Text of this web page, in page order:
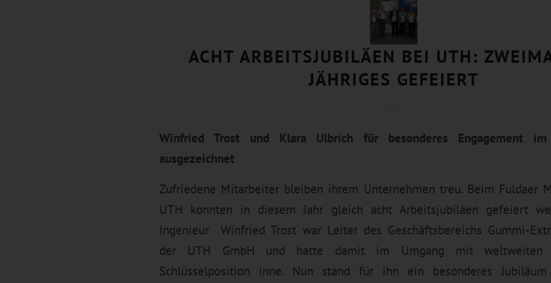
ACHT ARBEITSJUBILÄEN BEI UTH:
JÄHRIGES GEFEIERT
Winfried Trost und Klara Ulbrich für besonderes Engagement im
ausgezeichnet
Zufriedene Mitarbeiter bleiben ihrem Unternehmen treu. Beim Fuldaer
UTH konnten in diesem Jahr gleich acht Arbeitsjubiläen gefeiert
Ingenieur Winfried Trost war Leiter des Geschäftsbereichs Gummi-
der UTH GmbH und hatte damit im Umgang mit weltweiten
Schlüsselposition inne. Nun stand für ihn ein besonderes